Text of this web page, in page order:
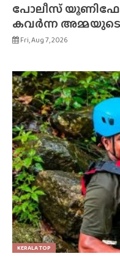
പോലീസ്
കവർന്ന
Fri, Aug 7, 2026
KERALA TOP